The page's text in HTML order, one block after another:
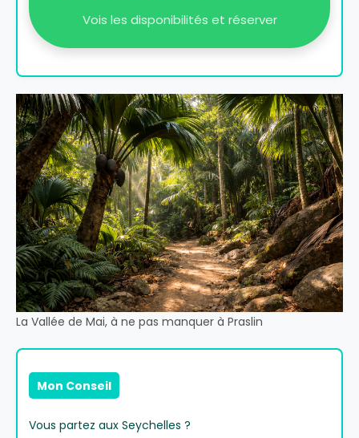
Vois les disponibilités et réserver
La Vallée de Mai, à ne pas manquer à Praslin
Mon Conseil
Vous partez aux Seychelles ?